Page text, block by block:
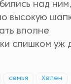
над ним,
высокую
вполне
слишком уж
семья Хелен